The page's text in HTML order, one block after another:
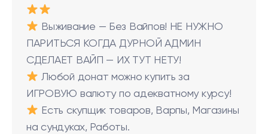
Выживание — Без Вайпов! НЕ НУЖНО
ПАРИТЬСЯ КОГДА ДУРНОЙ АДМИН
СДЕЛАЕТ ВАЙП — ИХ ТУТ НЕТУ!
Любой донат можно купить за
ИГРОВУЮ валюту по адекватному курсу!
Есть скупщик товаров, Варпы, Магазины
на сундуках, Работы.